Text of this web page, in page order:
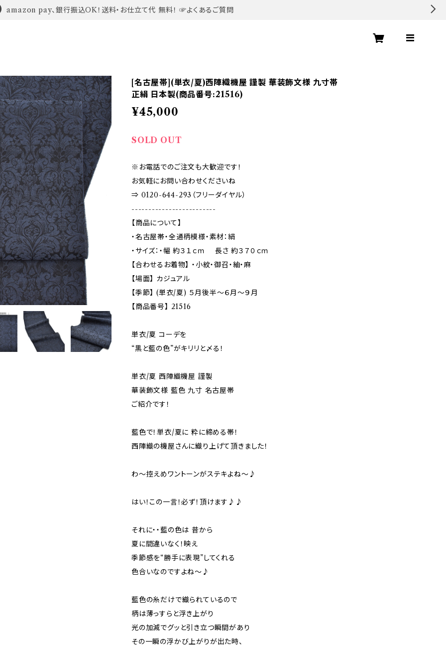
amazon pay、銀行振込OK！送料・お仕立て代 無料！ ☞よくあるご質問
[名古屋帯](単衣/夏)西陣織機屋 謹製 華装飾文様 九寸帯
正絹 日本製(商品番号:21516)
¥45,000
SOLD OUT
※お電話でのご注文も大歓迎です！
お気軽にお問い合わせくださいね
⇒ 0120-644-293（フリーダイヤル）
-------------------------
【商品について】
・名古屋帯・全通柄模様・素材：絹
・サイズ：・幅 約３１ｃｍ 長さ 約３７０ｃｍ
【合わせるお着物】 ・小紋・御召・紬・麻
【場面】 カジュアル
【季節】 (単衣/夏) ５月後半～６月～９月
【商品番号】 21516
単衣/夏 コーデを
“黒と藍の色”がキリリと〆る！
単衣/夏 西陣織機屋 謹製
華装飾文様 藍色 九寸 名古屋帯
ご紹介です！
藍色で！単衣/夏に 粋に締める帯！
西陣織の機屋さんに織り上げて頂きました！
わ～控えめワントーンがステキよね～♪
はい！この一言！必ず！頂けます♪♪
それに・・藍の色は 昔から
夏に間違いなく！映え
季節感を“勝手に表現”してくれる
色合いなのですよね～♪
藍色の糸だけで織られているので
柄は薄っすらと浮き上がり
光の加減でグッと引き立つ瞬間があり
その一瞬の浮かび上がりが出た時、